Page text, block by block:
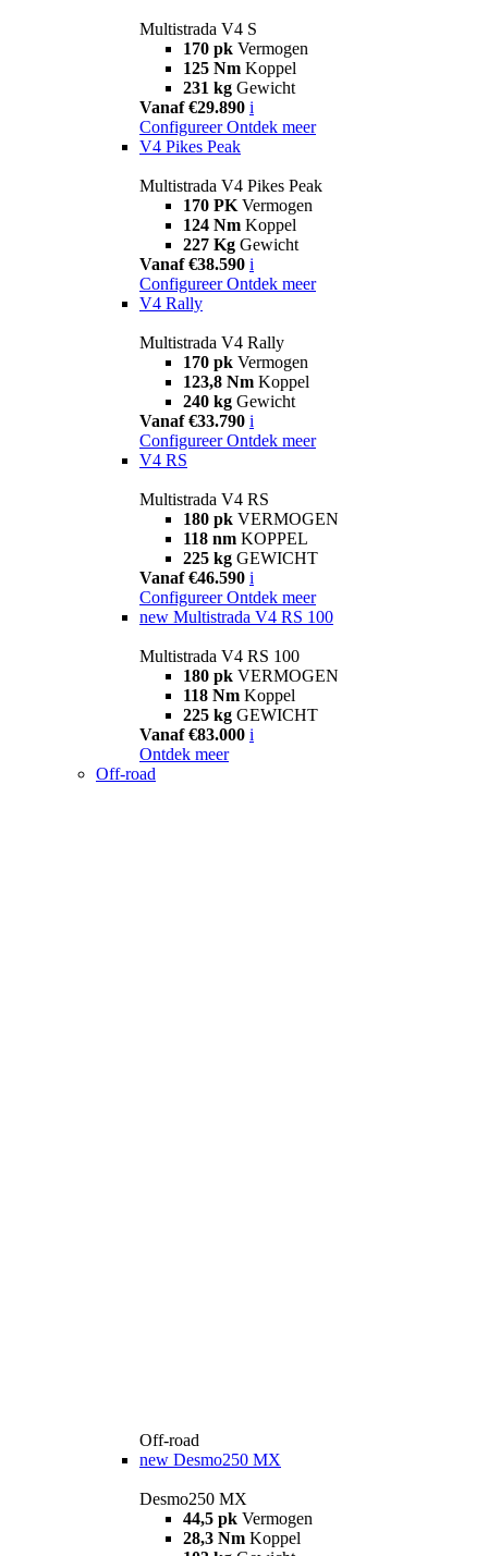
Multistrada V4 S
170 pk Vermogen
125 Nm Koppel
231 kg Gewicht
Vanaf €29.890 i
Configureer Ontdek meer
V4 Pikes Peak
Multistrada V4 Pikes Peak
170 PK Vermogen
124 Nm Koppel
227 Kg Gewicht
Vanaf €38.590 i
Configureer Ontdek meer
V4 Rally
Multistrada V4 Rally
170 pk Vermogen
123,8 Nm Koppel
240 kg Gewicht
Vanaf €33.790 i
Configureer Ontdek meer
V4 RS
Multistrada V4 RS
180 pk VERMOGEN
118 nm KOPPEL
225 kg GEWICHT
Vanaf €46.590 i
Configureer Ontdek meer
new Multistrada V4 RS 100
Multistrada V4 RS 100
180 pk VERMOGEN
118 Nm Koppel
225 kg GEWICHT
Vanaf €83.000 i
Ontdek meer
Off-road
Off-road
new Desmo250 MX
Desmo250 MX
44,5 pk Vermogen
28,3 Nm Koppel